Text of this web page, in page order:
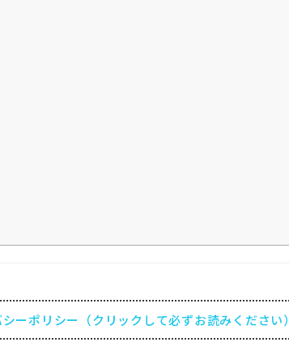
ーポリシー（クリックして必ずお読みください）